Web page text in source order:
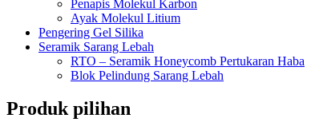
Penapis Molekul Karbon
Ayak Molekul Litium
Pengering Gel Silika
Seramik Sarang Lebah
RTO – Seramik Honeycomb Pertukaran Haba
Blok Pelindung Sarang Lebah
Produk pilihan